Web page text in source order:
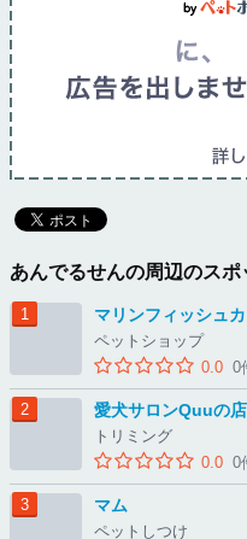
あんでるせんの周辺のス
マリンフィッシュ
ペットショップ
0.0 0
愛犬サロンQuuの店
トリミング
0.0 0
マム
ペットしつけ